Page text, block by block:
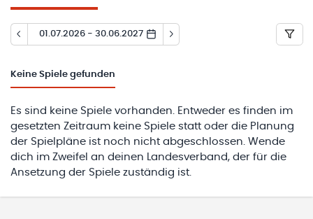
01.07.2026 - 30.06.2027
Keine Spiele gefunden
Es sind keine Spiele vorhanden. Entweder es finden im
gesetzten Zeitraum keine Spiele statt oder die Planung
der Spielpläne ist noch nicht abgeschlossen. Wende
dich im Zweifel an deinen Landesverband, der für die
Ansetzung der Spiele zuständig ist.